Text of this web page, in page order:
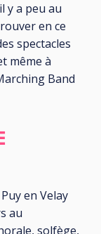
y a peu au
en ce
spectacles
même à
Band
en Velay
au
solfège,